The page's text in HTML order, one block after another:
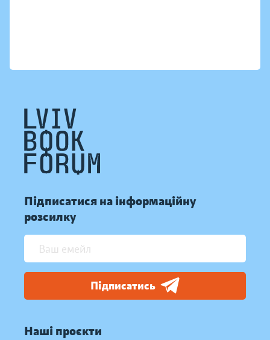
Підписатися на інформаційну
розсилку
Підписатись
Наші проєкти